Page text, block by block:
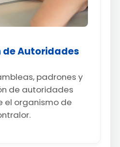
de Autoridades
padrones y
de autoridades
el organismo de